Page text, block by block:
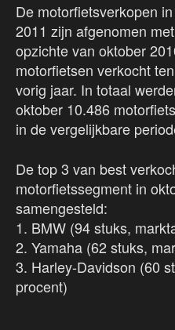
De motorfietsverkopen
2011 zijn afgenomen
opzichte van oktober
motorfietsen verkocht
vorig jaar. In totaal
oktober 10.486
in de vergelijkbare
De top 3 van best
motorfietssegment in
samengesteld:
1. BMW (94 stuks,
2. Yamaha (62 stuks,
3. Harley-Davidson (60
procent)